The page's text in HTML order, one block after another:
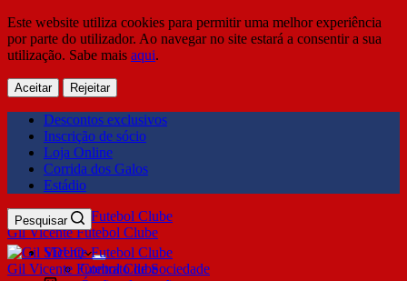
Este website utiliza cookies para permitir uma melhor experiência
por parte do utilizador. Ao navegar no site estará a consentir a sua
utilização. Sabe mais aqui.
Aceitar Rejeitar
Descontos exclusivos
Inscrição de sócio
Loja Online
Corrida dos Galos
Estádio
Gil Vicente Futebol Clube
Pesquisar
SDUQ
Contrato de Sociedade
Gil Vicente Futebol Clube